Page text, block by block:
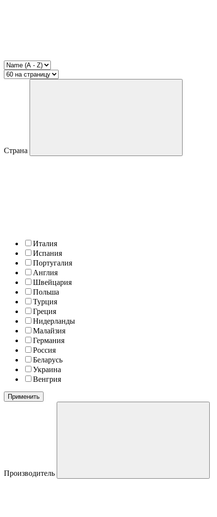
Страна
Италия
Испания
Португалия
Англия
Швейцария
Польша
Турция
Греция
Нидерланды
Малайзия
Германия
Россия
Беларусь
Украина
Венгрия
Применить
Производитель